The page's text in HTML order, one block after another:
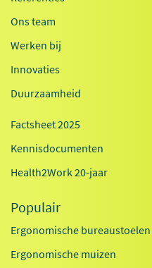
Ons team
Werken bij
Innovaties
Duurzaamheid
Factsheet 2025
Kennisdocumenten
Health2Work 20-jaar
Populair
Ergonomische bureaustoelen
Ergonomische muizen